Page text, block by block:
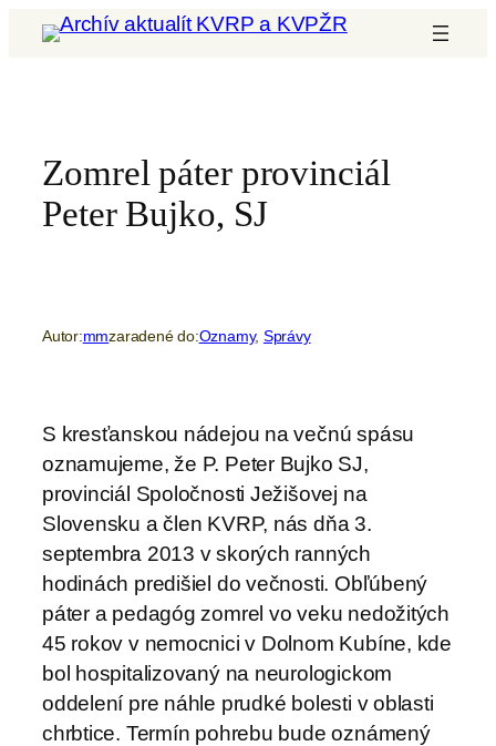
Prejsť
Zomrel páter provinciál
Peter Bujko, SJ
Autor:mmzaradené do:Oznamy, Správy
S kresťanskou nádejou na večnú spásu
oznamujeme, že P. Peter Bujko SJ,
provinciál Spoločnosti Ježišovej na
Slovensku a člen KVRP, nás dňa 3.
septembra 2013 v skorých ranných
hodinách predišiel do večnosti. Obľúbený
páter a pedagóg zomrel vo veku nedožitých
45 rokov v nemocnici v Dolnom Kubíne, kde
bol hospitalizovaný na neurologickom
oddelení pre náhle prudké bolesti v oblasti
chrbtice. Termín pohrebu bude oznámený